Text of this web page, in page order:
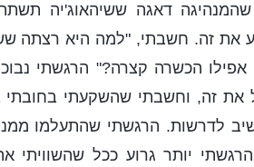
דאגה ששיהאוג'יה
זה. חשבתי, "למה היא רצתה
הכשרה קצרה?" הרגשתי
זה, וחשבתי שהשקעתי בחובתי
לדרשות. הרגשתי שהתעלמו
יותר גרוע ככל שהשוויתי